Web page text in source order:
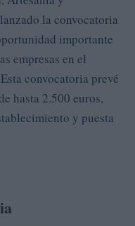
la convocatoria
importante
empresas en el
convocatoria prevé
hasta 2.500 euros,
y puesta